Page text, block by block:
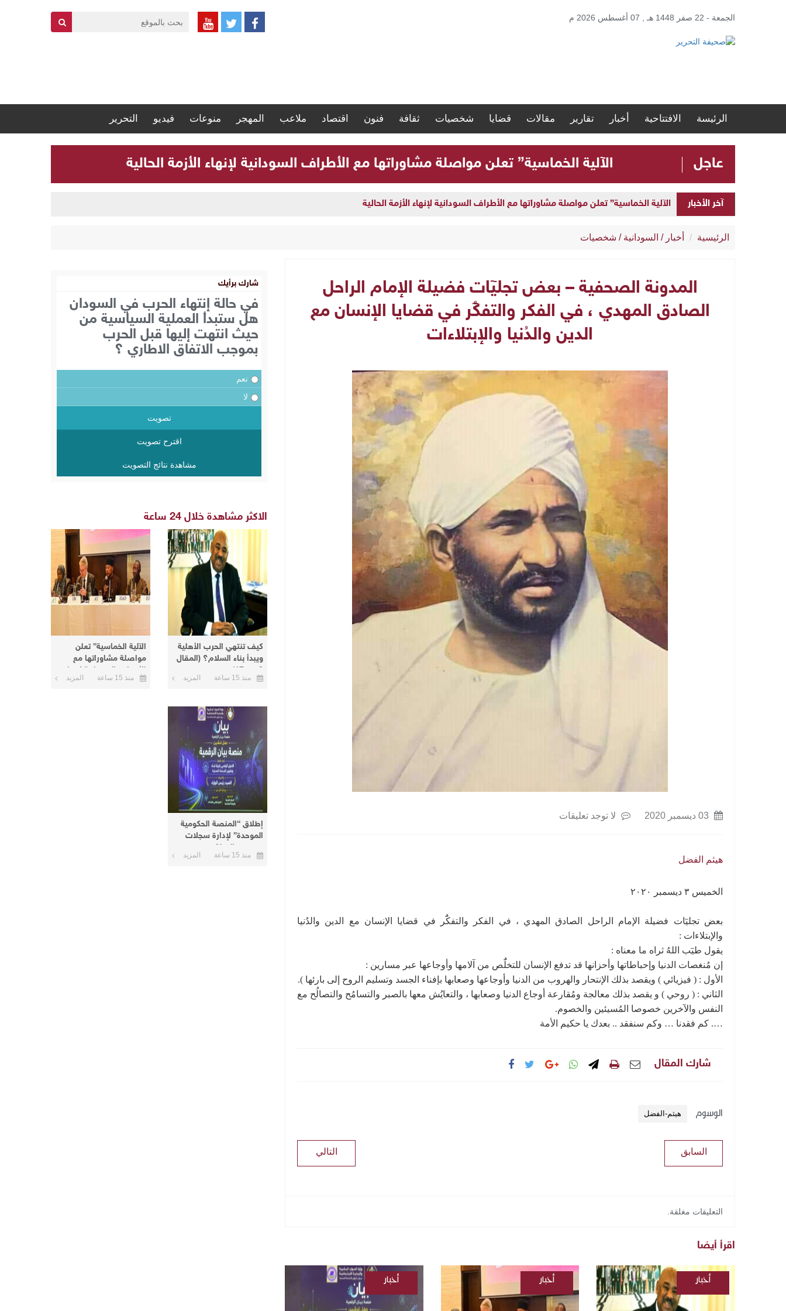
الجمعة - 22 صفر 1448 هـ , 07 أغسطس 2026 م
الرئيسة الافتتاحية أخبار تقارير مقالات قضايا شخصيات ثقافة فنون اقتصاد ملاعب المهجر منوعات فيديو التحرير
عاجل الآلية الخماسية” تعلن مواصلة مشاوراتها مع الأطراف السودانية لإنهاء الأزمة الحالية
آخر الأخبار الآلية الخماسية” تعلن مواصلة مشاوراتها مع الأطراف السودانية لإنهاء الأزمة الحالية
إطلاق “المنصة الحكومية الموحدة” لإدارة سجلات موظفي الدولة
الرئيسية أخبار / السودانية / شخصيات
المدونة الصحفية – بعض تجليٓات فضيلة الإمام الراحل
الصادق المهدي ، في الفكر والتفكُٓر في قضايا الإنسان مع
الدين والدُنيا والإبتلاءات
لا توجد تعليقات
هيثم الفضل
الخميس ٣ ديسمبر ٢٠٢٠
بعض تجليٓات فضيلة الإمام الراحل الصادق المهدي ، في الفكر والتفكُٓر في قضايا الإنسان مع الدين والدُنيا
والإبتلاءات :
يقول طيٓب اللهُ ثراه ما معناه :
إن مُنغصات الدنيا وإحباطاتها وأحزانها قد تدفع الإنسان للتخلُٓص من آلامها وأوجاعها عبر مسارين :
الأول : ( فيزيائي ) ويقصد بذلك الإنتحار والهروب من الدنيا وأوجاعها وصعابها بإفناء الجسد وتسليم الروح إلى بارئها ).
الثاني : ( روحي ) و يقصد بذلك معالجة ومُقارعة أوجاع الدنيا وصعابها ، والتعايُش معها بالصبر والتسامُح والتصالُح مع
النفس والآخرين خصوصا المُسيئين والخصوم.
…. كم فقدنا … وكم سنفقد .. بعدك يا حكيم الأمة
شارك المقال
الوسوم هيثم-الفضل
التالي السابق
التعليقات مغلقة.
اقرأ أيضا
أخبار
أخبار
/
أخبار
شارك برأيك
في حالة إنتهاء الحرب في السودان
هل ستبدأ العملية السياسية من
حيث انتهت إليها قبل الحرب
بموجب الاتفاق الاطاري ؟
نعم
لا
تصويت
اقترح تصويت
مشاهدة نتائج التصويت
الاكثر مشاهدة خلال 24 ساعة
كيف تنتهي الحرب الأهلية
ويبدأ بناء السلام؟ (المقال
8 من 17)
منذ 15 ساعة المزيد
الآلية الخماسية” تعلن
مواصلة مشاوراتها مع
الأطراف السودانية لإنهاء
الأزمة الحالية
منذ 15 ساعة المزيد
إطلاق “المنصة الحكومية
الموحدة” لإدارة سجلات
موظفي الدولة
منذ 15 ساعة المزيد